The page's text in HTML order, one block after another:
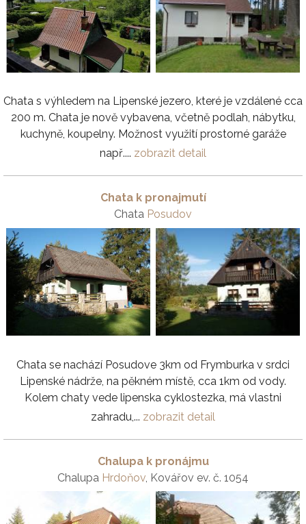
Chata s výhledem na Lipenské jezero, které je vzdálené cca
200 m. Chata je nově vybavena, včetně podlah, nábytku,
kuchyně, koupelny. Možnost využití prostorné garáže
např.... zobrazit detail
Chata k pronajmutí
Chata Posudov
Chata se nachází Posudove 3km od Frymburka v srdci
Lipenské nádrže, na pěkném místě, cca 1km od vody.
Kolem chaty vede lipenska cyklostezka, má vlastni
zahradu,... zobrazit detail
Chalupa k pronájmu
Chalupa Hrdoňov , Kovářov ev. č. 1054